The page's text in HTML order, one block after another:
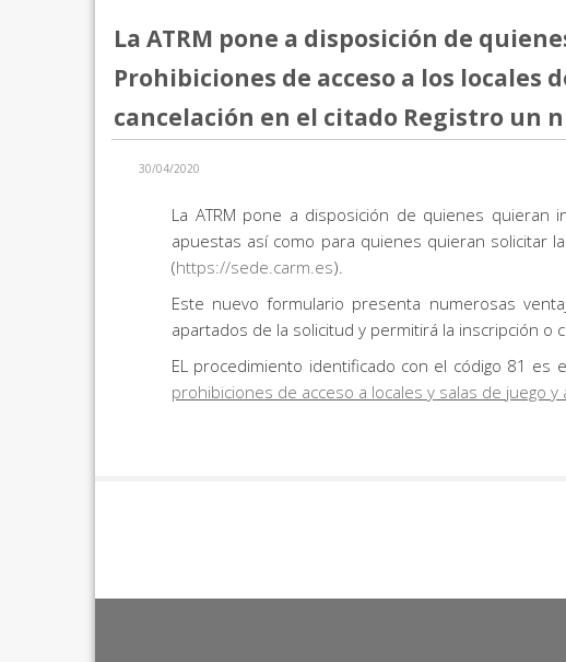
La ATRM pone a disposición de
Prohibiciones de acceso a los
cancelación en el citado Registro un
30/04/2020
La ATRM pone a disposición de quienes
apuestas así como para quienes quieran solicitar
(https://sede.carm.es).
Este nuevo formulario presenta numerosas
apartados de la solicitud y permitirá la inscripción o
EL procedimiento identificado con el código 81 es
prohibiciones de acceso a locales y salas de juego